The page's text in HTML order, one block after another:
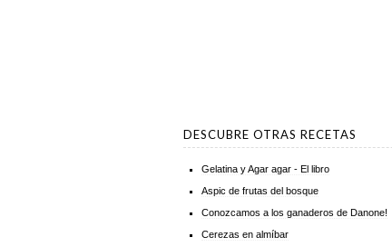
DESCUBRE OTRAS RECETAS
Gelatina y Agar agar - El libro
Aspic de frutas del bosque
Conozcamos a los ganaderos de Danone!
Cerezas en almíbar